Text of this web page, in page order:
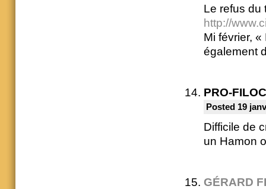
Le refus du
http://
Mi février, «
également
PRO-
Posted 19
Difficile de
un Hamon
GÉRARD